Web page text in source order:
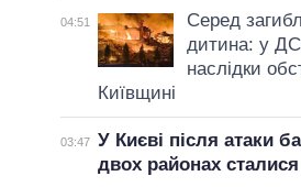
04:51
Серед
дитина: у
наслідки
Київщині
03:47 У Києві після атаки
двох районах